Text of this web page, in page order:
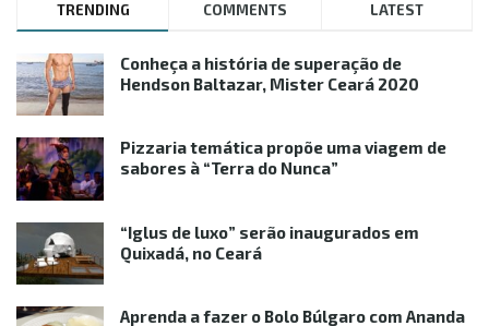
TRENDING COMMENTS LATEST
Conheça a história de superação de
Hendson Baltazar, Mister Ceará 2020
Pizzaria temática propõe uma viagem de
sabores à “Terra do Nunca”
“Iglus de luxo” serão inaugurados em
Quixadá, no Ceará
Aprenda a fazer o Bolo Búlgaro com Ananda